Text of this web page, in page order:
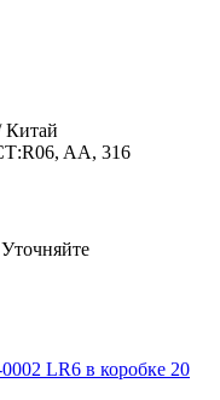
Китай
R06, AA, 316
Уточняйте